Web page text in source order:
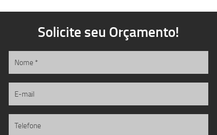
Solicite seu Orçamento!